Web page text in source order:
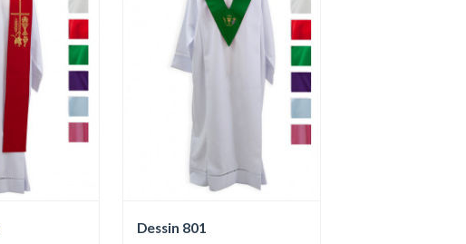
Dessin 801